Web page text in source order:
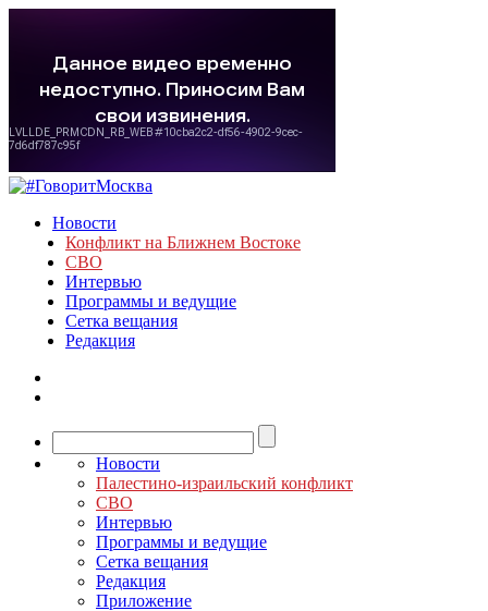
Новости
Конфликт на Ближнем Востоке
СВО
Интервью
Программы и ведущие
Сетка вещания
Редакция
Новости
Палестино-израильский конфликт
СВО
Интервью
Программы и ведущие
Сетка вещания
Редакция
Приложение